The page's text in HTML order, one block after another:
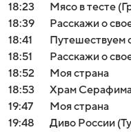
18:23
Мясо в тесте
18:39
Расскажи о
18:41
Путешествуем
18:51
Расскажи о
18:52
Моя страна
18:53
Храм
19:47
Моя страна
19:48
Диво России